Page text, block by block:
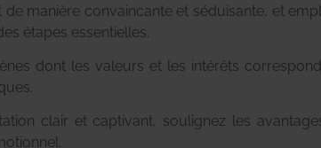
manière convaincante et séduisante, et
étapes essentielles.
dont les valeurs et les intérêts
clair et captivant, soulignez les